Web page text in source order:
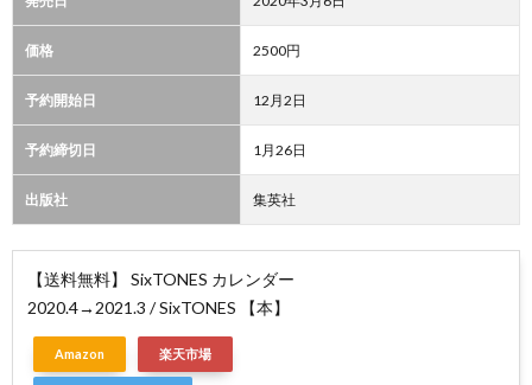
価格 2500円
予約開始日 12月2日
予約締切日 1月26日
出版社 集英社
【送料無料】 SixTONES カレンダー
2020.4→2021.3 / SixTONES 【本】
Amazon 楽天市場